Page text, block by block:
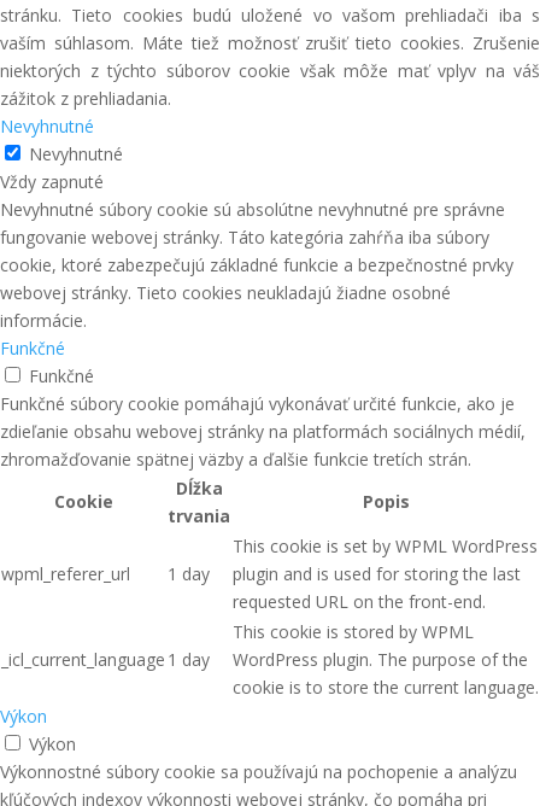
stránku. Tieto cookies budú uložené vo vašom prehliadači iba s
vaším súhlasom. Máte tiež možnosť zrušiť tieto cookies. Zrušenie
niektorých z týchto súborov cookie však môže mať vplyv na váš
zážitok z prehliadania.
Nevyhnutné
Nevyhnutné
Vždy zapnuté
Nevyhnutné súbory cookie sú absolútne nevyhnutné pre správne
fungovanie webovej stránky. Táto kategória zahŕňa iba súbory
cookie, ktoré zabezpečujú základné funkcie a bezpečnostné prvky
webovej stránky. Tieto cookies neukladajú žiadne osobné
informácie.
Funkčné
Funkčné
Funkčné súbory cookie pomáhajú vykonávať určité funkcie, ako je
zdieľanie obsahu webovej stránky na platformách sociálnych médií,
zhromažďovanie spätnej väzby a ďalšie funkcie tretích strán.
Cookie
Dĺžka
trvania
Popis
wpml_referer_url 1 day
This cookie is set by WPML WordPress
plugin and is used for storing the last
requested URL on the front-end.
_icl_current_language 1 day
This cookie is stored by WPML
WordPress plugin. The purpose of the
cookie is to store the current language.
Výkon
Výkon
Výkonnostné súbory cookie sa používajú na pochopenie a analýzu
kľúčových indexov výkonnosti webovej stránky, čo pomáha pri